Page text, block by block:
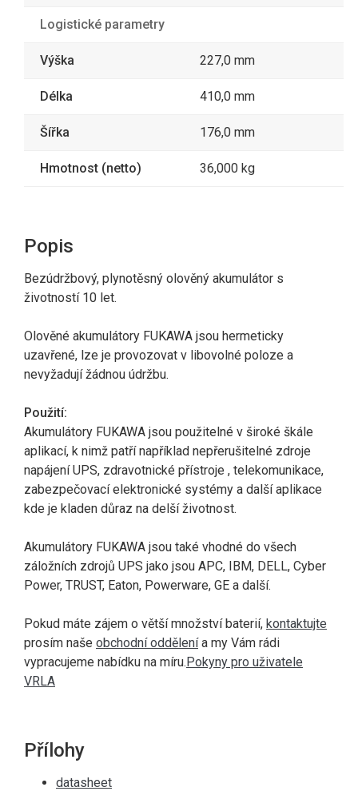
Logistické parametry
Výška 227,0 mm
Délka 410,0 mm
Šířka 176,0 mm
Hmotnost (netto) 36,000 kg
Popis
Bezúdržbový, plynotěsný olověný akumulátor s
životností 10 let.
Olověné akumulátory FUKAWA jsou hermeticky
uzavřené, lze je provozovat v libovolné poloze a
nevyžadují žádnou údržbu.
Použití:
Akumulátory FUKAWA jsou použitelné v široké škále
aplikací, k nimž patří například nepřerušitelné zdroje
napájení UPS, zdravotnické přístroje , telekomunikace,
zabezpečovací elektronické systémy a další aplikace
kde je kladen důraz na delší životnost.
Akumulátory FUKAWA jsou také vhodné do všech
záložních zdrojů UPS jako jsou APC, IBM, DELL, Cyber
Power, TRUST, Eaton, Powerware, GE a další.
Pokud máte zájem o větší množství baterií, kontaktujte
prosím naše obchodní oddělenía my Vám rádi
vypracujeme nabídku na míru.Pokyny pro uživatele
VRLA
Přílohy
datasheet